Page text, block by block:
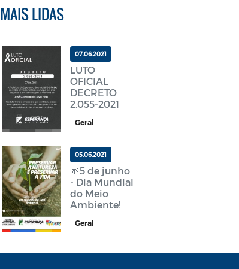
MAIS LIDAS
07.06.2021
LUTO
OFICIAL
DECRETO
2.055-2021
Geral
05.06.2021
🌱5 de junho
- Dia Mundial
do Meio
Ambiente!
Geral